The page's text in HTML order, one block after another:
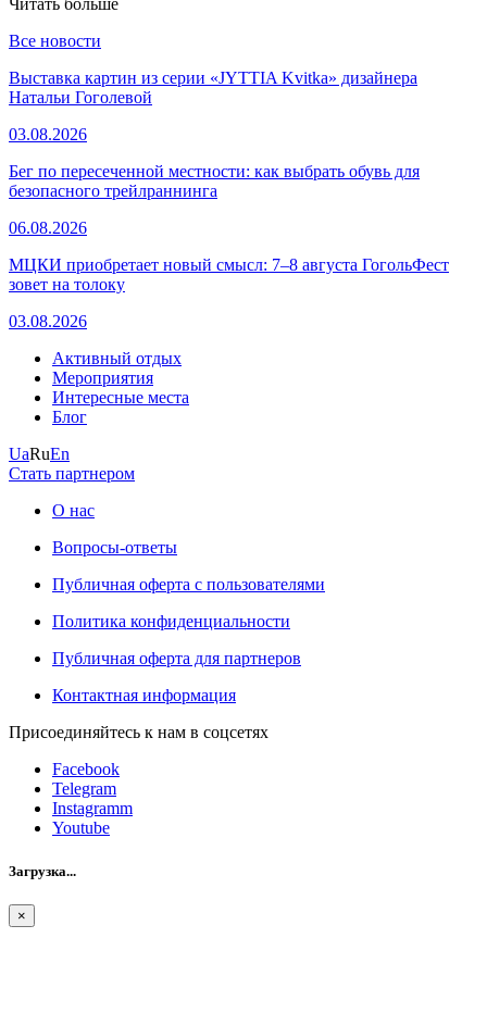
Читать больше
Все новости
Выставка картин из серии «JYTTIA Kvitka» дизайнера
Натальи Гоголевой
03.08.2026
Бег по пересеченной местности: как выбрать обувь для
безопасного трейлраннинга
06.08.2026
МЦКИ приобретает новый смысл: 7–8 августа ГогольФест
зовет на толоку
03.08.2026
Активный отдых
Мероприятия
Интересные места
Блог
UaRuEn
Стать партнером
О нас
Вопросы-ответы
Публичная оферта с пользователями
Политика конфиденциальности
Публичная оферта для партнеров
Контактная информация
Присоединяйтесь к нам в соцсетях
Facebook
Telegram
Instagramm
Youtube
Загрузка...
×